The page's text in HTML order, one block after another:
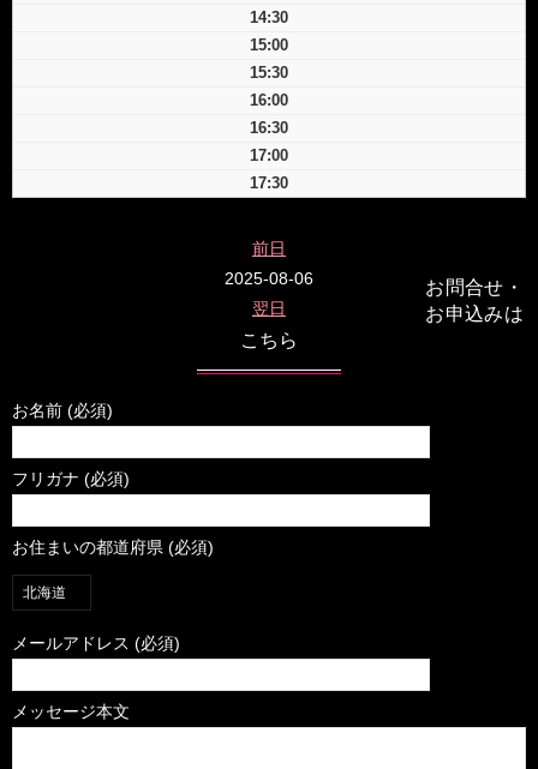
14:30
15:00
15:30
16:00
16:30
17:00
17:30
前日
2025-08-06
翌日
お問合せ・
お申込みは
こちら
お名前 (必須)
フリガナ (必須)
お住まいの都道府県 (必須)
メールアドレス (必須)
メッセージ本文